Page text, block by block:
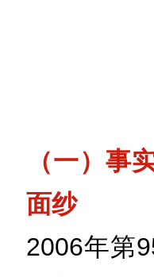
（一）
面纱
2006年第